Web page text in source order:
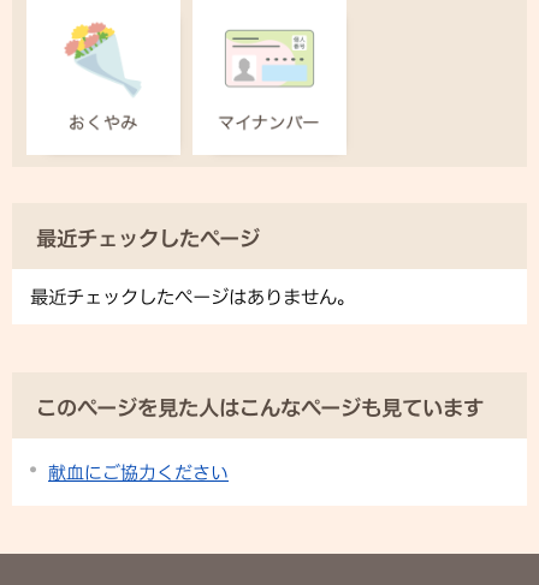
最近チェックしたページ
最近チェックしたページはありません。
このページを見た人はこんなページも見ています
献血にご協力ください